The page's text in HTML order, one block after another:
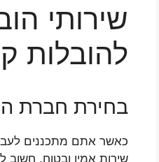
שירותי
להובלות
בחירת חברת
כאשר אתם מתכננים
שירות אמין ובטוח. חשוב